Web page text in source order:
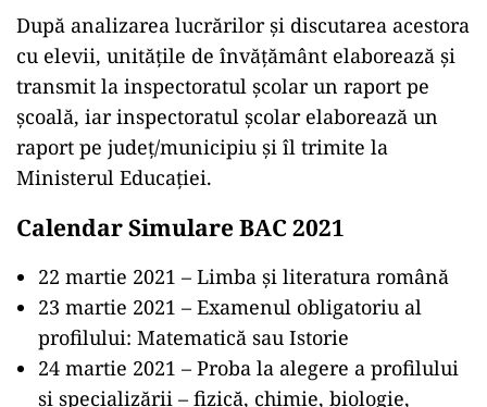
După analizarea lucrărilor și discutarea acestora
cu elevii, unitățile de învățământ elaborează și
transmit la inspectoratul școlar un raport pe
școală, iar inspectoratul școlar elaborează un
raport pe județ/municipiu și îl trimite la
Ministerul Educației.
Calendar Simulare BAC 2021
22 martie 2021 – Limba și literatura română
23 martie 2021 – Examenul obligatoriu al
profilului: Matematică sau Istorie
24 martie 2021 – Proba la alegere a profilului
și specializării – fizică, chimie, biologie,